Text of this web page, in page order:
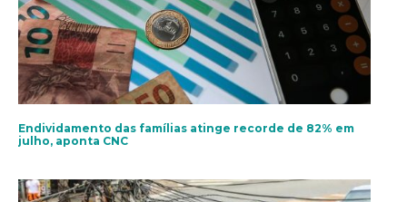
Endividamento das famílias atinge recorde de 82% em
julho, aponta CNC